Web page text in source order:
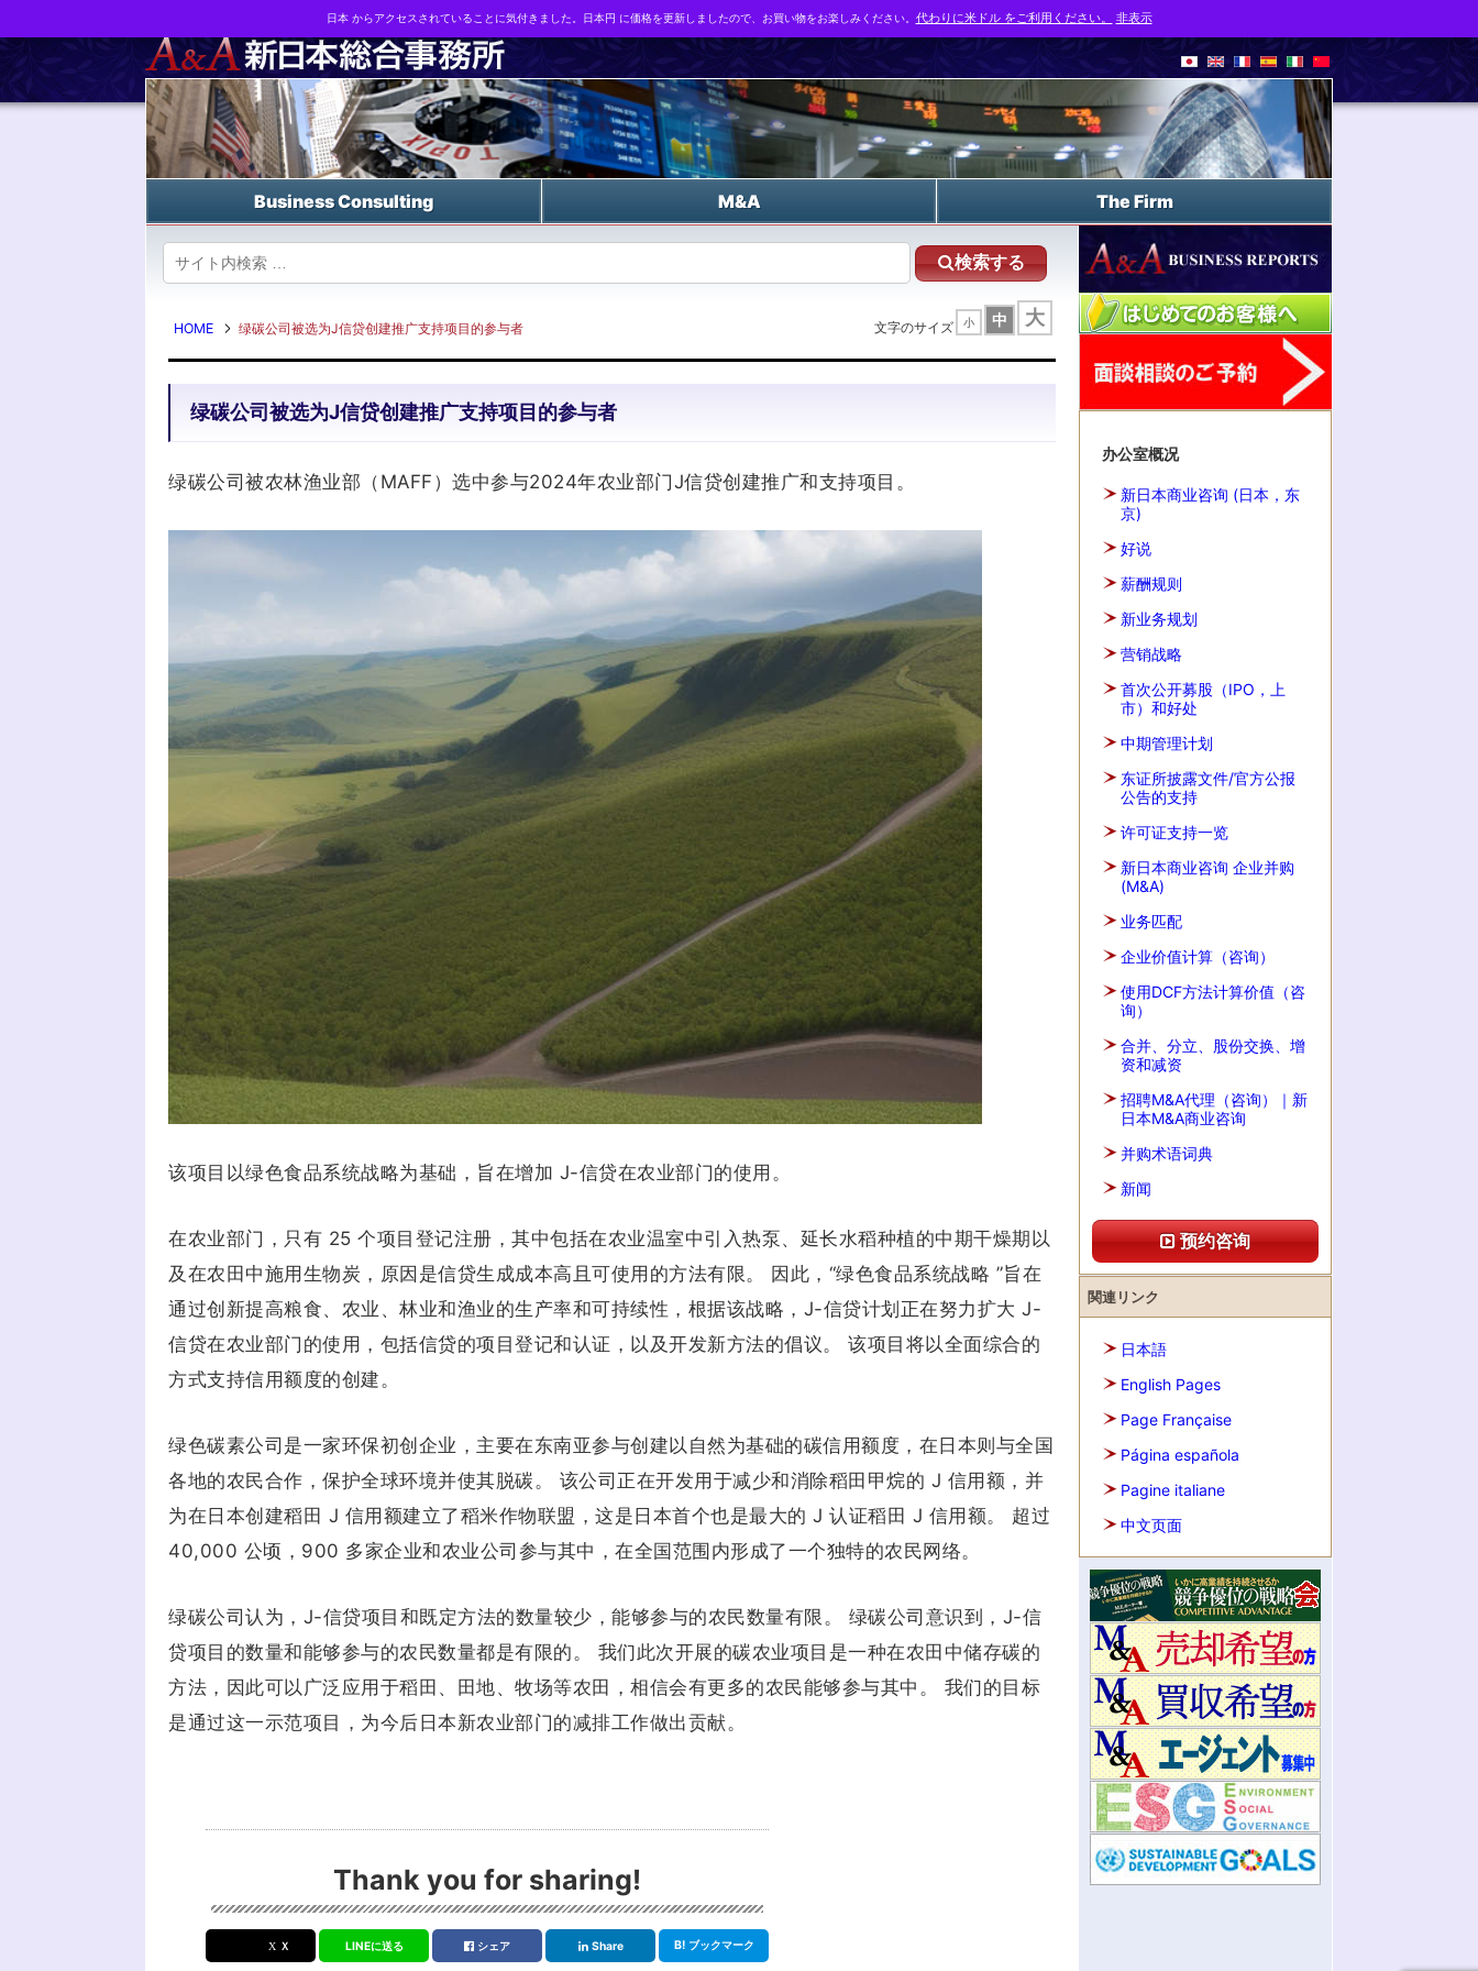
Business strategy reports, business matching and M&A in Japan
Business Consulting M&A The Firm
検索する
HOME 绿碳公司被选为J信贷创建推广支持项目的参与者 文字のサイズ 小 中 大
绿碳公司被选为J信贷创建推广支持项目的参与者
绿碳公司被农林渔业部（MAFF）选中参与2024年农业部门J信贷创建推广和支持项目。
该项目以绿色食品系统战略为基础，旨在增加 J-信贷在农业部门的使用。
在农业部门，只有 25 个项目登记注册，其中包括在农业温室中引入热泵、延长水稻种植的中期干燥期以
及在农田中施用生物炭，原因是信贷生成成本高且可使用的方法有限。 因此，“绿色食品系统战略 ”旨在
通过创新提高粮食、农业、林业和渔业的生产率和可持续性，根据该战略，J-信贷计划正在努力扩大 J-
信贷在农业部门的使用，包括信贷的项目登记和认证，以及开发新方法的倡议。 该项目将以全面综合的
方式支持信用额度的创建。
绿色碳素公司是一家环保初创企业，主要在东南亚参与创建以自然为基础的碳信用额度，在日本则与全国
各地的农民合作，保护全球环境并使其脱碳。 该公司正在开发用于减少和消除稻田甲烷的 J 信用额，并
为在日本创建稻田 J 信用额建立了稻米作物联盟，这是日本首个也是最大的 J 认证稻田 J 信用额。 超过
40,000 公顷，900 多家企业和农业公司参与其中，在全国范围内形成了一个独特的农民网络。
绿碳公司认为，J-信贷项目和既定方法的数量较少，能够参与的农民数量有限。 绿碳公司意识到，J-信
贷项目的数量和能够参与的农民数量都是有限的。 我们此次开展的碳农业项目是一种在农田中储存碳的
方法，因此可以广泛应用于稻田、田地、牧场等农田，相信会有更多的农民能够参与其中。 我们的目标
是通过这一示范项目，为今后日本新农业部门的减排工作做出贡献。
办公室概况
新日本商业咨询 (日本，东
京)
好说
薪酬规则
新业务规划
营销战略
首次公开募股（IPO，上
市）和好处
中期管理计划
东证所披露文件/官方公报
公告的支持
许可证支持一览
新日本商业咨询 企业并购
(M&A)
业务匹配
企业价值计算（咨询）
使用DCF方法计算价值（咨
询）
合并、分立、股份交换、增
资和减资
招聘M&A代理（咨询）｜新
日本M&A商业咨询
并购术语词典
新闻
预约咨询
関連リンク
日本語
English Pages
Page Française
Página española
Pagine italiane
中文页面
Thank you for sharing!
Ｘ LINEに送る シェア Share B! ブックマーク
日本 からアクセスされていることに気付きました。日本円 に価格を更新しましたので、お買い物をお楽しみください。 代わりに米ドル をご利用ください。 非表示